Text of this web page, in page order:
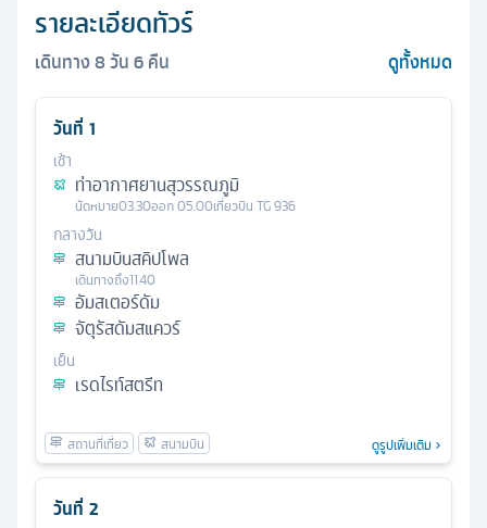
รายละเอียดทัวร์
เดินทาง8วัน6คืน ดูทั้งหมด
วันที่ 1
เช้า
ท่าอากาศยานสุวรรณภูมิ
นัดหมาย03.30ออก05.00เที่ยวบิน TG 936
กลางวัน
สนามบินสคิปโพล
เดินทางถึง11.40
อัมสเตอร์ดัม
จัตุรัสดัมสแควร์
เย็น
เรดไรท์สตรีท
ดูรูปเพิ่มเติม
วันที่ 2